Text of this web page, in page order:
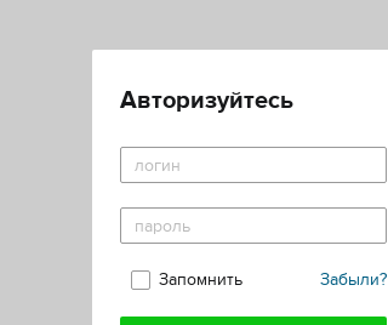
Авторизуйтесь
Забыли?
Запомнить